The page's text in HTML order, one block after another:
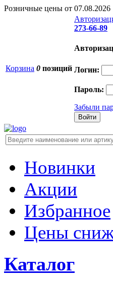
Розничные цены от 07.08.2026
Корзина 0 позиций
273-66-89
Логин:
Пароль:
Забыли
Новинки
Акции
Избранное
Цены
Каталог